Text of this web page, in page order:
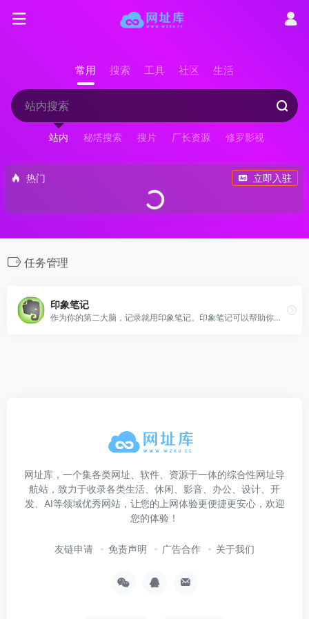
常用 搜索 工具 社区 生活
站内 秘塔搜索 搜片 厂长资源 修罗影视
热门 立即入驻
任务管理
印象笔记
作为你的第二大脑，记录就用印象笔记。印象笔记可以帮助你高效工作、学习与生活。支持无缝多端同步，快速保存微信、微博、网页等内容，一站式完成信息的收集备份、高效记录、分享和永久保存。
网址库，一个集各类网址、软件、资源于一体的综合性网址导
航站，致力于收录各类生活、休闲、影音、办公、设计、开
发、AI等领域优秀网站，让您的上网体验更便捷更安心，欢迎
您的体验！
友链申请 免责声明 广告合作 关于我们